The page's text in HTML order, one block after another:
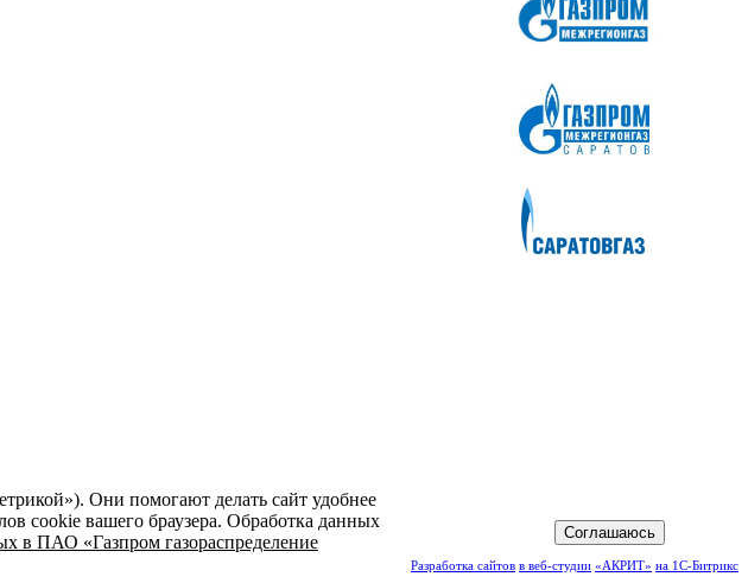
Разработка сайтов в веб-студии «АКРИТ» на 1С-Битрикс
Они помогают делать сайт удобнее
cookie вашего браузера. Обработка данных
в ПАО «Газпром газораспределение
Соглашаюсь